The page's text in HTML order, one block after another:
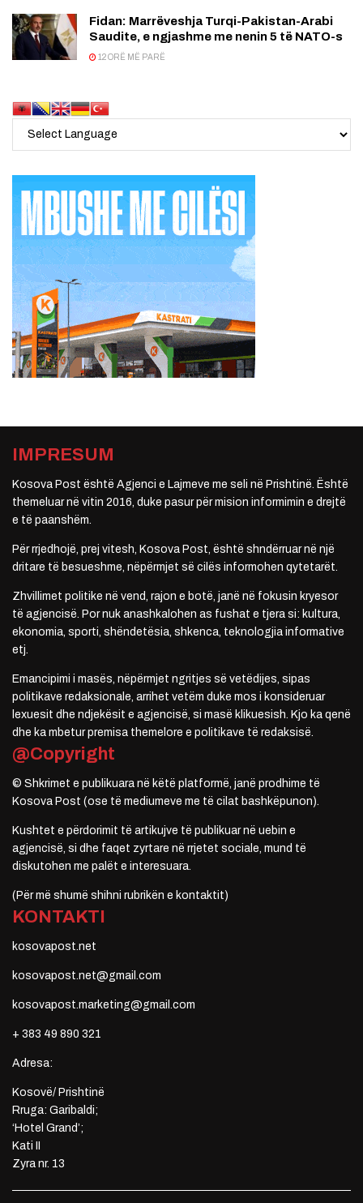
Fidan: Marrëveshja Turqi-Pakistan-Arabi
Saudite, e ngjashme me nenin 5 të NATO-s
12 ORË MË PARË
IMPRESUM
Kosova Post është Agjenci e Lajmeve me seli në Prishtinë. Është
themeluar në vitin 2016, duke pasur për mision informimin e drejtë
e të paanshëm.
Për rrjedhojë, prej vitesh, Kosova Post, është shndërruar në një
dritare të besueshme, nëpërmjet së cilës informohen qytetarët.
Zhvillimet politike në vend, rajon e botë, janë në fokusin kryesor
të agjencisë. Por nuk anashkalohen as fushat e tjera si: kultura,
ekonomia, sporti, shëndetësia, shkenca, teknologjia informative
etj.
Emancipimi i masës, nëpërmjet ngritjes së vetëdijes, sipas
politikave redaksionale, arrihet vetëm duke mos i konsideruar
lexuesit dhe ndjekësit e agjencisë, si masë klikuesish. Kjo ka qenë
dhe ka mbetur premisa themelore e politikave të redaksisë.
@Copyright
© Shkrimet e publikuara në këtë platformë, janë prodhime të
Kosova Post (ose të mediumeve me të cilat bashkëpunon).
Kushtet e përdorimit të artikujve të publikuar në uebin e
agjencisë, si dhe faqet zyrtare në rrjetet sociale, mund të
diskutohen me palët e interesuara.
(Për më shumë shihni rubrikën e kontaktit)
KONTAKTI
kosovapost.net
kosovapost.net@gmail.com
kosovapost.marketing@gmail.com
+ 383 49 890 321
Adresa:
Kosovë/ Prishtinë
Rruga: Garibaldi;
‘Hotel Grand’;
Kati II
Zyra nr. 13